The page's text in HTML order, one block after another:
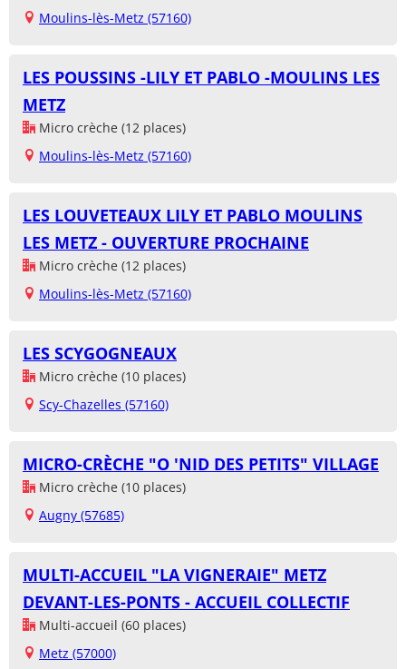
Moulins-lès-Metz (57160)
LES POUSSINS -LILY ET PABLO -MOULINS LES
METZ
Micro crèche (12 places)
Moulins-lès-Metz (57160)
LES LOUVETEAUX LILY ET PABLO MOULINS
LES METZ - OUVERTURE PROCHAINE
Micro crèche (12 places)
Moulins-lès-Metz (57160)
LES SCYGOGNEAUX
Micro crèche (10 places)
Scy-Chazelles (57160)
MICRO-CRÈCHE "O 'NID DES PETITS" VILLAGE
Micro crèche (10 places)
Augny (57685)
MULTI-ACCUEIL "LA VIGNERAIE" METZ
DEVANT-LES-PONTS - ACCUEIL COLLECTIF
Multi-accueil (60 places)
Metz (57000)